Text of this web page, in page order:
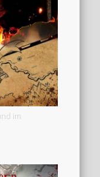
im